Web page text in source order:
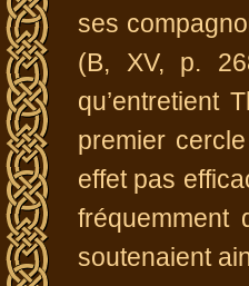
ses
(B, XV, p.
qu’entretient
premier
effet pas
fréquemment
soutenaient